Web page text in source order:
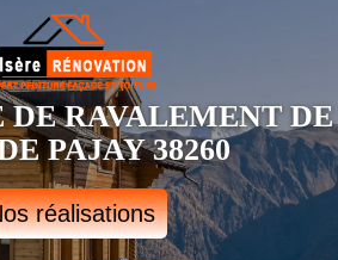
DE RAVALEMENT DE
PAJAY 38260
réalisations